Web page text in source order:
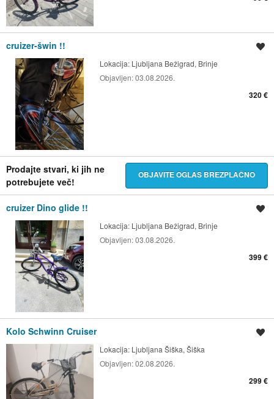
cruizer-šwin !!
Lokacija: Ljubljana Bežigrad, Brinje
Objavljen:03.08.2026.
320 €
Prodajte stvari, ki jih ne
potrebujete več!
OBJAVITE OGLAS BREZPLAČNO
cruizer Dino glide !!
Lokacija: Ljubljana Bežigrad, Brinje
Objavljen:03.08.2026.
399 €
Kolo Schwinn Cruiser
Lokacija: Ljubljana Šiška, Šiška
Objavljen:02.08.2026.
299 €